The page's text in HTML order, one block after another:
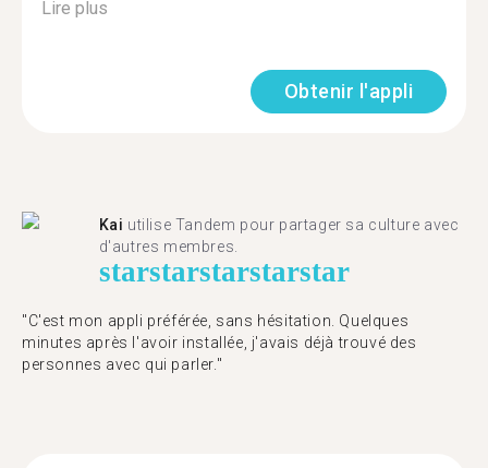
Lire plus
Obtenir l'appli
Kai utilise Tandem pour partager sa culture avec
d'autres membres.
starstarstarstarstar
"C'est mon appli préférée, sans hésitation. Quelques
minutes après l'avoir installée, j'avais déjà trouvé des
personnes avec qui parler."